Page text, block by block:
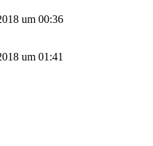
um 00:36
um 01:41